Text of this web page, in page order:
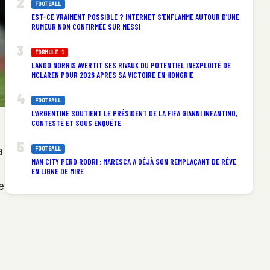
FOOTBALL
EST-CE VRAIMENT POSSIBLE ? INTERNET S’ENFLAMME AUTOUR D’UNE
RUMEUR NON CONFIRMÉE SUR MESSI
FORMULE 1
LANDO NORRIS AVERTIT SES RIVAUX DU POTENTIEL INEXPLOITÉ DE
MCLAREN POUR 2026 APRÈS SA VICTOIRE EN HONGRIE
FOOTBALL
L’ARGENTINE SOUTIENT LE PRÉSIDENT DE LA FIFA GIANNI INFANTINO,
CONTESTÉ ET SOUS ENQUÊTE
FOOTBALL
MAN CITY PERD RODRI : MARESCA A DÉJÀ SON REMPLAÇANT DE RÊVE
EN LIGNE DE MIRE